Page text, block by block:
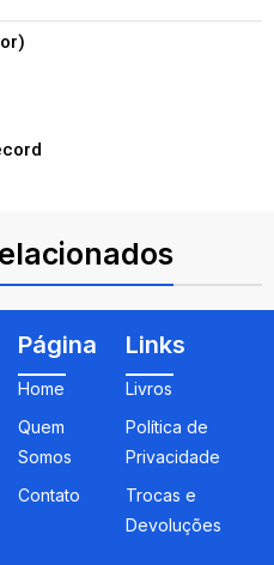
Página
Home
Quem
Somos
Contato
Links
Livros
Política de
Privacidade
Trocas e
Devoluções